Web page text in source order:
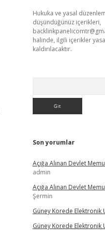
Hukuka ve yasal
düşündüğünüz içerikleri,
halinde, ilgili içerikler
kaldırılacaktır.
Son yorumlar
Açığa Alınan Devlet
admin
Açığa Alınan Devlet
Şermin
Güney Korede Elektronik
Güney Korede Elektronik